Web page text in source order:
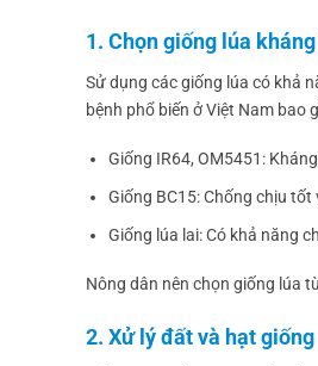
1. Chọn giống lúa
Sử dụng các giống lúa có khả
bệnh phổ biến ở Việt Nam bao
Giống IR64, OM5451:
Giống BC15: Chống chịu
Giống lúa lai: Có khả năng
Nông dân nên chọn giống lúa
2. Xử lý đất và hạt giống